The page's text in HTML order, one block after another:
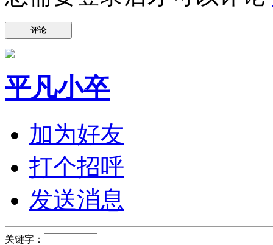
评论
平凡小卒
加为好友
打个招呼
发送消息
关键字：